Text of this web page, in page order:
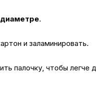
.
и заламинировать.
палочку, чтобы легче